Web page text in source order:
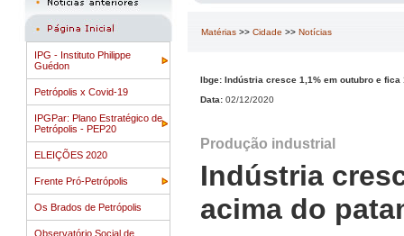
IPG - Instituto Philippe
Guédon
Petrópolis x Covid-19
IPGPar: Plano Estratégico de
Petrópolis - PEP20
ELEIÇÕES 2020
Frente Pró-Petrópolis
Os Brados de Petrópolis
Observatório Social de
Matérias >> Cidade >> Notícias
Ibge: Indústria cresce 1,1% em outubro e
Data: 02/12/2020
Produção industrial
Indústria
acima do